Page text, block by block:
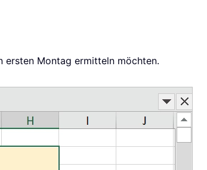
ersten Montag ermitteln möchten.